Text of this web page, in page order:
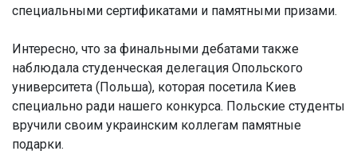
специальными сертификатами и памятными призами.
Интересно, что за финальными дебатами также
наблюдала студенческая делегация Опольcкого
университета (Польша), которая посетила Киев
специально ради нашего конкурса. Польские студенты
вручили своим украинским коллегам памятные
подарки.